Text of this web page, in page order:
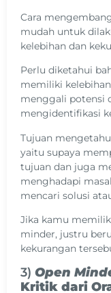
Cara
mudah untuk
kelebihan dan
Perlu diketahui
memiliki
menggali potensi
mengidentifikasi
Tujuan
yaitu supaya
tujuan dan juga
menghadapi
mencari solusi
Jika kamu
minder, justru
kekurangan
3) Open
Kritik dari